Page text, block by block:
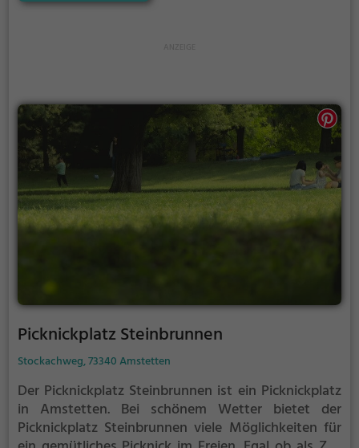
Picknickplatz Steinbrunnen
Stockachweg, 73340 Amstetten
Der Picknickplatz Steinbrunnen ist ein Picknickplatz
in Amstetten. Bei schönem Wetter bietet der
Picknickplatz Steinbrunnen viele Möglichkeiten für